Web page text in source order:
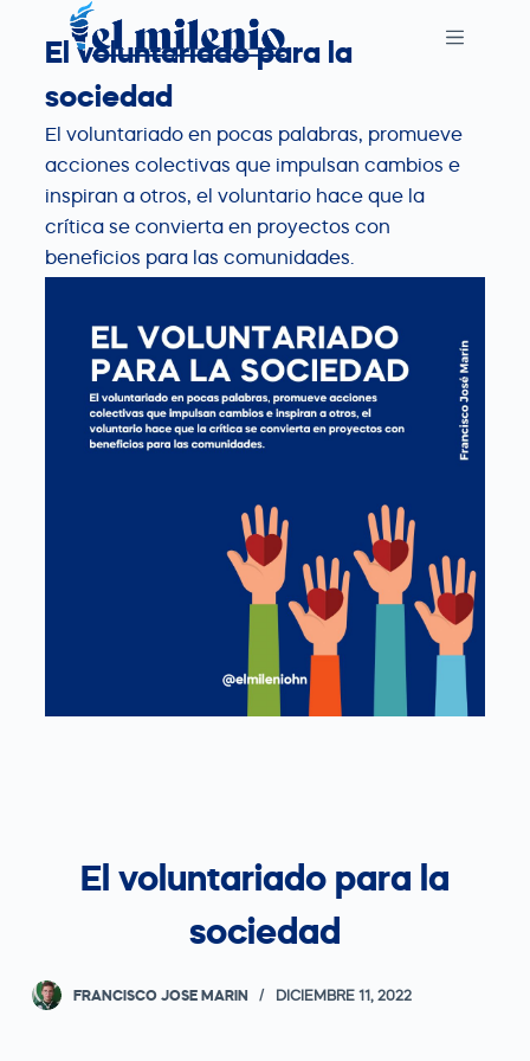
El voluntariado para la
sociedad
El voluntariado en pocas palabras, promueve
acciones colectivas que impulsan cambios e
inspiran a otros, el voluntario hace que la
crítica se convierta en proyectos con
beneficios para las comunidades.
El voluntariado para la
sociedad
FRANCISCO JOSE MARIN DICIEMBRE 11, 2022